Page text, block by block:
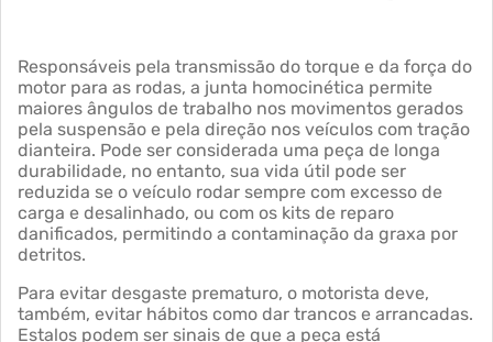
Responsáveis pela transmissão do torque e da força do
motor para as rodas, a junta homocinética permite
maiores ângulos de trabalho nos movimentos gerados
pela suspensão e pela direção nos veículos com tração
dianteira. Pode ser considerada uma peça de longa
durabilidade, no entanto, sua vida útil pode ser
reduzida se o veículo rodar sempre com excesso de
carga e desalinhado, ou com os kits de reparo
danificados, permitindo a contaminação da graxa por
detritos.
Para evitar desgaste prematuro, o motorista deve,
também, evitar hábitos como dar trancos e arrancadas.
Estalos podem ser sinais de que a peça está